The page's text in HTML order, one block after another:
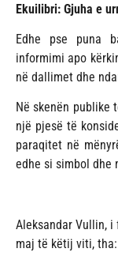
Ekuilibri: Gjuha e
Edhe pse puna
informimi apo
në dallimet dhe
Në skenën publike
një pjesë të
paraqitet në
edhe si simbol dhe
Aleksandar Vullin,
maj të këtij viti, tha: